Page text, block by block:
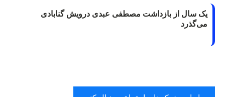
یک سال از بازداشت مصطفی عبدی درویش گنابادی
می‌گذرد